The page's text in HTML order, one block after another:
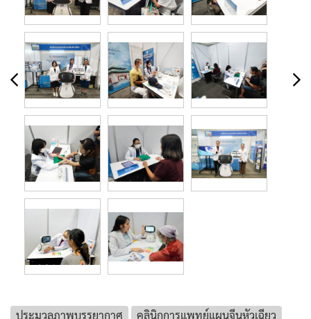
ประมวลภาพบรรยากาศ คลินิกการแพทย์แผนจีนหัวเฉียว